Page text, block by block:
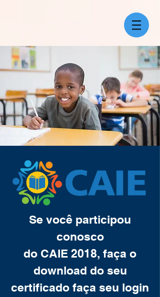
Se você participou
conosco
do CAIE 2018, faça o
download do seu
certificado faça seu login